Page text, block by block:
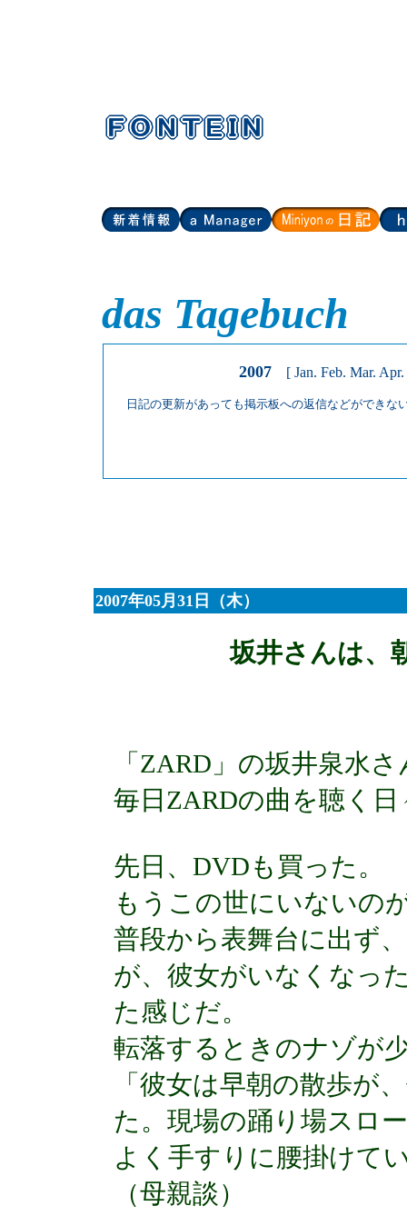
das Tagebuch
2007 [ Jan. Feb. Mar. Apr.
日記の更新があっても掲示板への返信などができ
2007年05月31日（木）
坂井さんは、
「ZARD」の坂井泉水
毎日ZARDの曲を聴く日
先日、DVDも買った。
もうこの世にいないの
普段から表舞台に出ず
が、彼女がいなくなっ
た感じだ。
転落するときのナゾが
「彼女は早朝の散歩が
た。現場の踊り場スロ
よく手すりに腰掛けて
（母親談）